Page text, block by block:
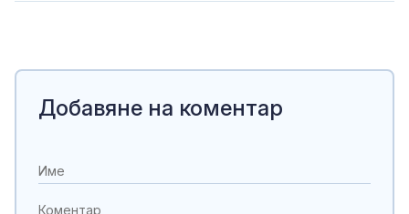
Добавяне на коментар